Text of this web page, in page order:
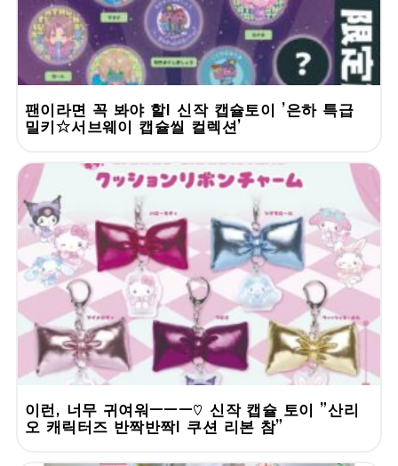
팬이라면 꼭 봐야 할! 신작 캡슐토이 '은하 특급
밀키☆서브웨이 캡슐씰 컬렉션'
이런, 너무 귀여워ーーー♡ 신작 캡슐 토이 "산리
오 캐릭터즈 반짝반짝! 쿠션 리본 참"